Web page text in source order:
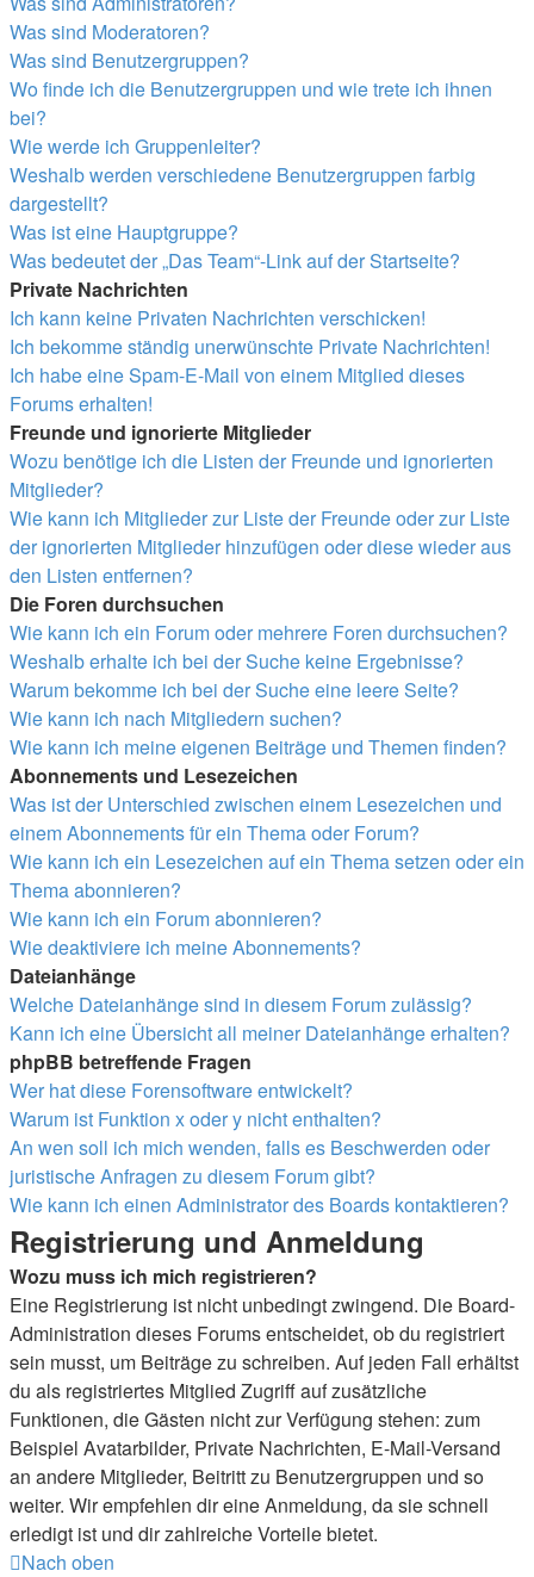
Was sind Moderatoren?
Was sind Benutzergruppen?
Wo finde ich die Benutzergruppen und wie trete ich ihnen
bei?
Wie werde ich Gruppenleiter?
Weshalb werden verschiedene Benutzergruppen farbig
dargestellt?
Was ist eine Hauptgruppe?
Was bedeutet der „Das Team“-Link auf der Startseite?
Private Nachrichten
Ich kann keine Privaten Nachrichten verschicken!
Ich bekomme ständig unerwünschte Private Nachrichten!
Ich habe eine Spam-E-Mail von einem Mitglied dieses
Forums erhalten!
Freunde und ignorierte Mitglieder
Wozu benötige ich die Listen der Freunde und ignorierten
Mitglieder?
Wie kann ich Mitglieder zur Liste der Freunde oder zur Liste
der ignorierten Mitglieder hinzufügen oder diese wieder aus
den Listen entfernen?
Die Foren durchsuchen
Wie kann ich ein Forum oder mehrere Foren durchsuchen?
Weshalb erhalte ich bei der Suche keine Ergebnisse?
Warum bekomme ich bei der Suche eine leere Seite?
Wie kann ich nach Mitgliedern suchen?
Wie kann ich meine eigenen Beiträge und Themen finden?
Abonnements und Lesezeichen
Was ist der Unterschied zwischen einem Lesezeichen und
einem Abonnements für ein Thema oder Forum?
Wie kann ich ein Lesezeichen auf ein Thema setzen oder ein
Thema abonnieren?
Wie kann ich ein Forum abonnieren?
Wie deaktiviere ich meine Abonnements?
Dateianhänge
Welche Dateianhänge sind in diesem Forum zulässig?
Kann ich eine Übersicht all meiner Dateianhänge erhalten?
phpBB betreffende Fragen
Wer hat diese Forensoftware entwickelt?
Warum ist Funktion x oder y nicht enthalten?
An wen soll ich mich wenden, falls es Beschwerden oder
juristische Anfragen zu diesem Forum gibt?
Wie kann ich einen Administrator des Boards kontaktieren?
Registrierung und Anmeldung
Wozu muss ich mich registrieren?
Eine Registrierung ist nicht unbedingt zwingend. Die Board-
Administration dieses Forums entscheidet, ob du registriert
sein musst, um Beiträge zu schreiben. Auf jeden Fall erhältst
du als registriertes Mitglied Zugriff auf zusätzliche
Funktionen, die Gästen nicht zur Verfügung stehen: zum
Beispiel Avatarbilder, Private Nachrichten, E-Mail-Versand
an andere Mitglieder, Beitritt zu Benutzergruppen und so
weiter. Wir empfehlen dir eine Anmeldung, da sie schnell
erledigt ist und dir zahlreiche Vorteile bietet.
Nach oben